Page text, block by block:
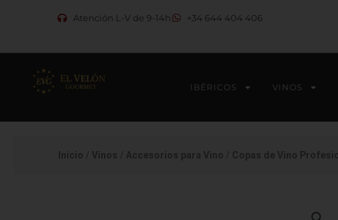
Atención L-V de 9-14h +34 644 404 406
IBÉRICOS VINOS